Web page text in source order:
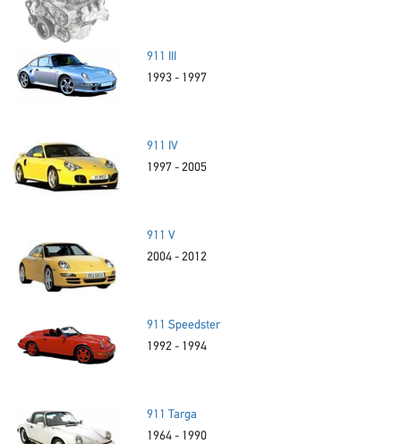
911 III
1993 - 1997
911 IV
1997 - 2005
911 V
2004 - 2012
911 Speedster
1992 - 1994
911 Targa
1964 - 1990